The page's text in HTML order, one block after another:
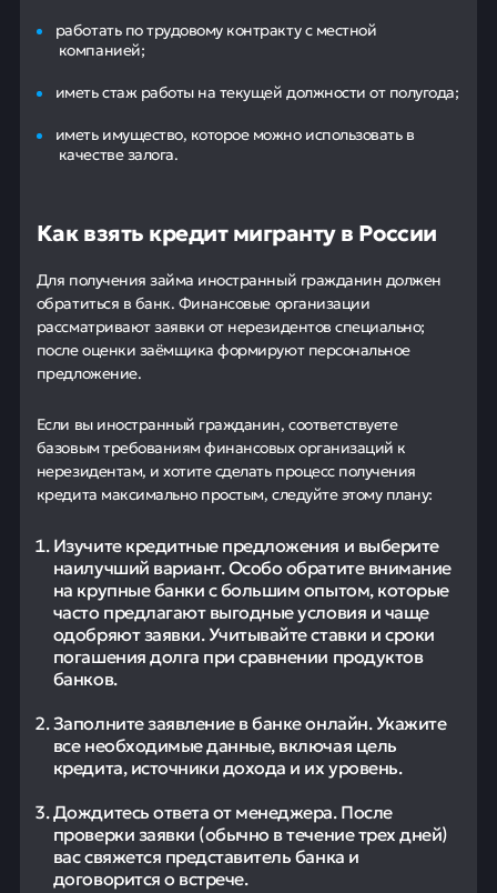
работать по трудовому контракту с местной
компанией;
иметь стаж работы на текущей должности от полугода;
иметь имущество, которое можно использовать в
качестве залога.
Как взять кредит мигранту в России
Для получения займа иностранный гражданин должен
обратиться в банк. Финансовые организации
рассматривают заявки от нерезидентов специально;
после оценки заёмщика формируют персональное
предложение.
Если вы иностранный гражданин, соответствуете
базовым требованиям финансовых организаций к
нерезидентам, и хотите сделать процесс получения
кредита максимально простым, следуйте этому плану:
Изучите кредитные предложения и выберите
наилучший вариант. Особо обратите внимание
на крупные банки с большим опытом, которые
часто предлагают выгодные условия и чаще
одобряют заявки. Учитывайте ставки и сроки
погашения долга при сравнении продуктов
банков.
Заполните заявление в банке онлайн. Укажите
все необходимые данные, включая цель
кредита, источники дохода и их уровень.
Дождитесь ответа от менеджера. После
проверки заявки (обычно в течение трех дней)
вас свяжется представитель банка и
договорится о встрече.